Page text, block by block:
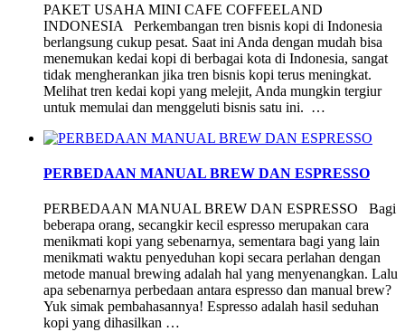
PAKET USAHA MINI CAFE COFFEELAND
INDONESIA Perkembangan tren bisnis kopi di Indonesia
berlangsung cukup pesat. Saat ini Anda dengan mudah bisa
menemukan kedai kopi di berbagai kota di Indonesia, sangat
tidak mengherankan jika tren bisnis kopi terus meningkat.
Melihat tren kedai kopi yang melejit, Anda mungkin tergiur
untuk memulai dan menggeluti bisnis satu ini. …
PERBEDAAN MANUAL BREW DAN ESPRESSO
PERBEDAAN MANUAL BREW DAN ESPRESSO Bagi
beberapa orang, secangkir kecil espresso merupakan cara
menikmati kopi yang sebenarnya, sementara bagi yang lain
menikmati waktu penyeduhan kopi secara perlahan dengan
metode manual brewing adalah hal yang menyenangkan. Lalu
apa sebenarnya perbedaan antara espresso dan manual brew?
Yuk simak pembahasannya! Espresso adalah hasil seduhan
kopi yang dihasilkan …